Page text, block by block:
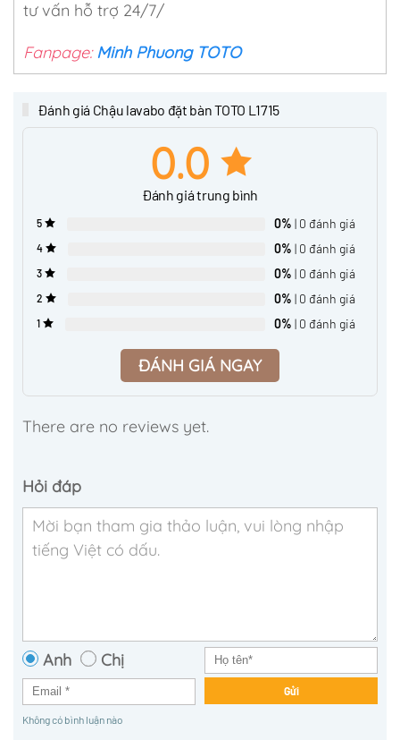
tư vấn hỗ trợ 24/7/
Fanpage: Minh Phuong TOTO
Đánh giá Chậu lavabo đặt bàn TOTO L1715
0.0
Đánh giá trung bình
5 0% | 0 đánh giá
4 0% | 0 đánh giá
3 0% | 0 đánh giá
2 0% | 0 đánh giá
1 0% | 0 đánh giá
ĐÁNH GIÁ NGAY
There are no reviews yet.
Hỏi đáp
Anh Chị
Gửi
Không có bình luận nào